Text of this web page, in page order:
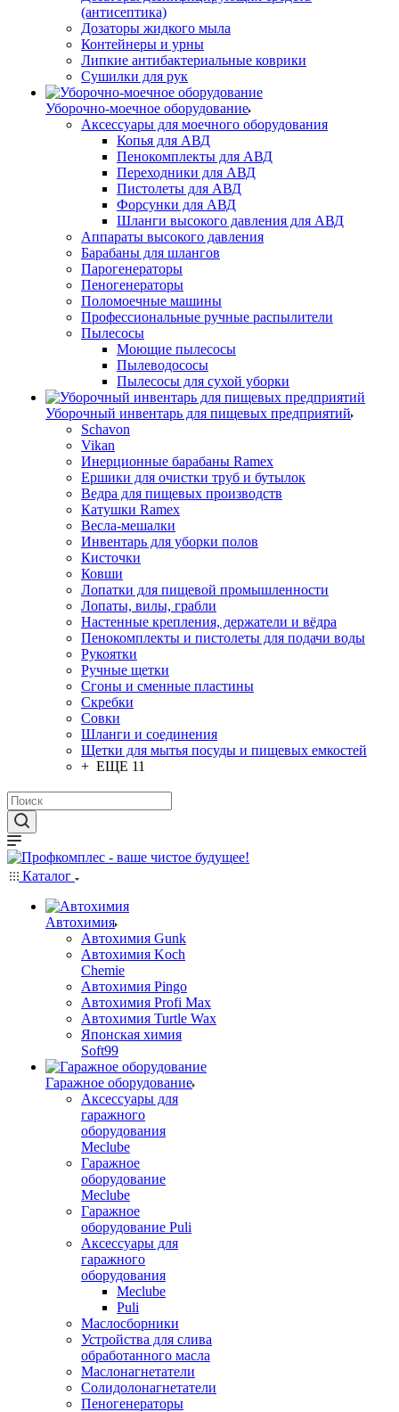
(антисептика)
Дозаторы жидкого мыла
Контейнеры и урны
Липкие антибактериальные коврики
Сушилки для рук
Уборочно-моечное оборудование
Аксессуары для моечного оборудования
Копья для АВД
Пенокомплекты для АВД
Переходники для АВД
Пистолеты для АВД
Форсунки для АВД
Шланги высокого давления для АВД
Аппараты высокого давления
Барабаны для шлангов
Парогенераторы
Пеногенераторы
Поломоечные машины
Профессиональные ручные распылители
Пылесосы
Моющие пылесосы
Пылеводососы
Пылесосы для сухой уборки
Уборочный инвентарь для пищевых предприятий
Schavon
Vikan
Инерционные барабаны Ramex
Ершики для очистки труб и бутылок
Ведра для пищевых производств
Катушки Ramex
Весла-мешалки
Инвентарь для уборки полов
Кисточки
Ковши
Лопатки для пищевой промышленности
Лопаты, вилы, грабли
Настенные крепления, держатели и вёдра
Пенокомплекты и пистолеты для подачи воды
Рукоятки
Ручные щетки
Сгоны и сменные пластины
Скребки
Совки
Шланги и соединения
Щетки для мытья посуды и пищевых емкостей
+ ЕЩЕ 11
Каталог
Автохимия
Автохимия Gunk
Автохимия Koch
Chemie
Автохимия Pingo
Автохимия Profi Max
Автохимия Turtle Wax
Японская химия
Soft99
Гаражное оборудование
Аксессуары для
гаражного
оборудования
Meclube
Гаражное
оборудование
Meclube
Гаражное
оборудование Puli
Аксессуары для
гаражного
оборудования
Meclube
Puli
Маслосборники
Устройства для слива
обработанного масла
Маслонагнетатели
Солидолонагнетатели
Пеногенераторы